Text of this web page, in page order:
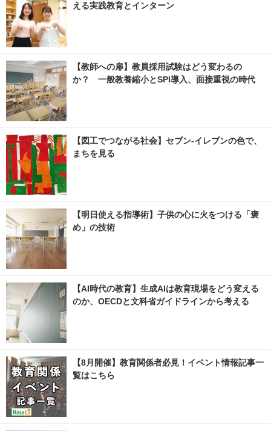
える実践教育とインターン
【教師への扉】教員採用試験はどう変わるの
か？ 一般教養縮小とSPI導入、面接重視の時代
【図工でつながる社会】セブン‐イレブンの色で、
まちを見る
【明日使える指導術】子供の心に火をつける「褒
め」の技術
【AI時代の教育】生成AIは教育現場をどう変える
のか、OECDと文科省ガイドラインから考える
【8月開催】教育関係者必見！イベント情報記事一
覧はこちら